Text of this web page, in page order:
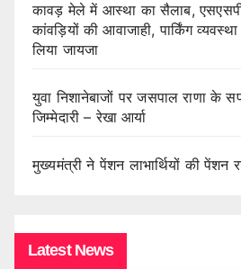
कावड़ मेले में आस्था का सैलाब,
कांवड़ियों की आवाजाही, पार्किंग
लिया जायजा
युवा निशानेबाजों पर जसपाल राणा के
जिम्मेदारी – रेखा आर्या
मुख्यमंत्री ने पेंशन लाभार्थियों की पेंशन
Latest News